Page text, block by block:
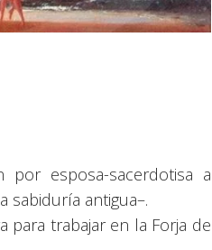
por esposa-sacerdotisa a
sabiduría antigua–.
para trabajar en la Forja de